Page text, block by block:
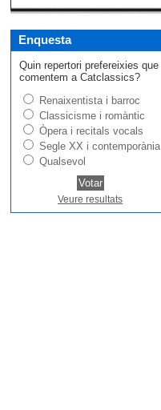
Enquesta
Quin repertori prefereixies que
comentem a Catclassics?
Renaixentista i barroc
Classicisme i romàntic
Òpera i recitals vocals
Segle XX i contemporània
Qualsevol
Veure resultats